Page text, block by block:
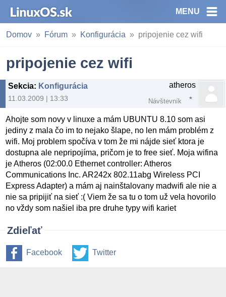
MENU
Domov Fórum Konfigurácia pripojenie cez wifi
pripojenie cez wifi
Sekcia: Konfigurácia
11.03.2009 | 13:33
atheros
Návštevník
Ahojte som novy v linuxe a mám UBUNTU 8.10 som asi
jediny z mala čo im to nejako šlape, no len mám problém z
wifi. Moj problem spočíva v tom že mi nájde sieť ktora je
dostupna ale nepripojíma, pričom je to free sieť. Moja wifina
je Atheros (02:00.0 Ethernet controller: Atheros
Communications Inc. AR242x 802.11abg Wireless PCI
Express Adapter) a mám aj nainštalovany madwifi ale nie a
nie sa pripijiť na sieť :( Viem že sa tu o tom už vela hovorilo
no vždy som našiel iba pre druhe typy wifi kariet
Zdieľať
Facebook Twitter